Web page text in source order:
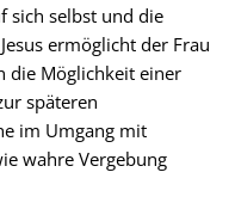
sich selbst und die
ermöglicht der Frau
die Möglichkeit einer
späteren
im Umgang mit
wahre Vergebung